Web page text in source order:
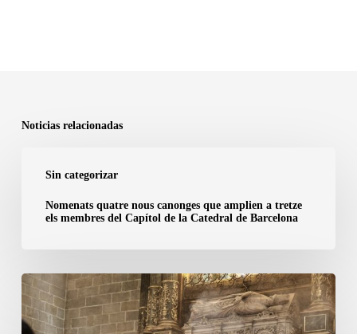
Noticias relacionadas
Sin categorizar
quatre
canonges
tretze
Nomenats quatre nous canonges que amplien a tretze
els membres del Capítol de la Catedral de Barcelona
6
de
marzo